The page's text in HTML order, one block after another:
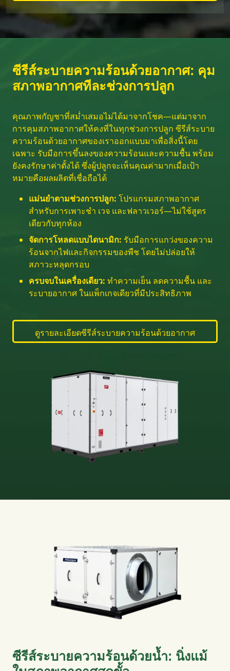
ซีรีส์ระบายความร้อนด้วยอากาศ: คุม
สภาพอากาศทีละช่วงการปลูก
คุณภาพกัญชาที่สม่ำเสมอไม่ได้มาจากโชค—แต่มาจาก
การคุมสภาพอากาศให้คงที่ในทุกช่วงการปลูก ซีรีส์ระบาย
ความร้อนด้วยอากาศของเราออกแบบมาเพื่อสิ่งนี้โดย
เฉพาะ รับมือการขึ้นลงของความร้อนและความชื้น พร้อม
ยังคงรักษาค่าตั้งได้ ซึ่งผู้ปลูกจะเห็นคุณค่ามากเมื่อเป้า
หมายคือผลผลิตที่เชื่อถือได้
แม่นยำตามช่วงการปลูก: โปรแกรมสภาพอากาศ
สำหรับการเพาะชำ เวจ และฟลาวเวอร์—ไม่ใช้สูตร
เดียวกับทุกห้อง
จัดการโหลดแบบไดนามิก: รับมือการแกว่งของความ
ร้อนจากไฟและกิจกรรมของพืช โดยไม่ปล่อยให้
สภาวะหลุดกรอบ
ครบจบในเครื่องเดียว: ทำความเย็น ลดความชื้น และ
ระบายอากาศ ในแพ็กเกจเดียวที่มีประสิทธิภาพ
ดูรายละเอียดซีรีส์ระบายความร้อนด้วยอากาศ
ซีรีส์ระบายความร้อนด้วยน้ำ: นิ่งแม้